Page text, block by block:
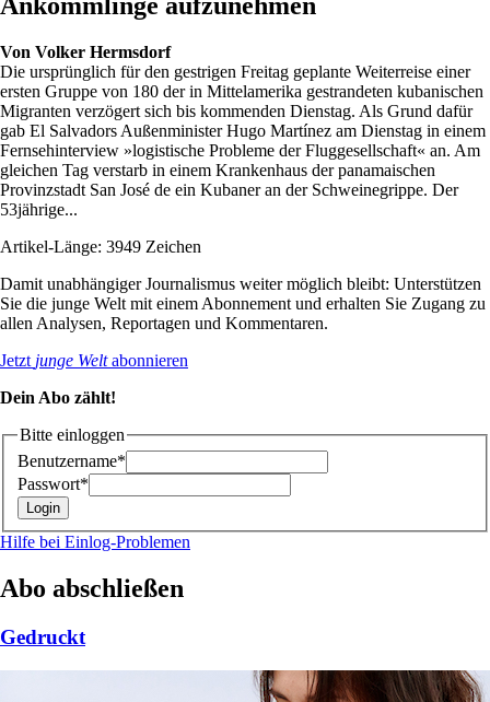
Von Volker Hermsdorf
Die ursprünglich für den gestrigen Freitag geplante Weiterreise einer
ersten Gruppe von 180 der in Mittelamerika gestrandeten kubanischen
Migranten verzögert sich bis kommenden Dienstag. Als Grund dafür
gab El Salvadors Außenminister Hugo Martínez am Dienstag in einem
Fernsehinterview »logistische Probleme der Fluggesellschaft« an. Am
gleichen Tag verstarb in einem Krankenhaus der panamaischen
Provinzstadt San José de ein Kubaner an der Schweinegrippe. Der
53jährige...
Artikel-Länge: 3949 Zeichen
Damit unabhängiger Journalismus weiter möglich bleibt: Unterstützen
Sie die junge Welt mit einem Abonnement und erhalten Sie Zugang zu
allen Analysen, Reportagen und Kommentaren.
Jetzt junge Weltabonnieren
Dein Abo zählt!
Bitte einloggen
Benutzername*
Passwort*
Hilfe bei Einlog-Problemen
Abo abschließen
Gedruckt